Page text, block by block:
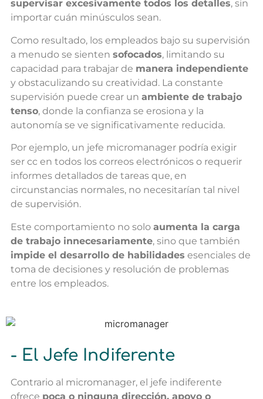
supervisar excesivamente todos los detalles, sin
importar cuán minúsculos sean.
Como resultado, los empleados bajo su supervisión
a menudo se sienten sofocados, limitando su
capacidad para trabajar de manera independiente
y obstaculizando su creatividad. La constante
supervisión puede crear un ambiente de trabajo
tenso, donde la confianza se erosiona y la
autonomía se ve significativamente reducida.
Por ejemplo, un jefe micromanager podría exigir
ser cc en todos los correos electrónicos o requerir
informes detallados de tareas que, en
circunstancias normales, no necesitarían tal nivel
de supervisión.
Este comportamiento no solo aumenta la carga
de trabajo innecesariamente, sino que también
impide el desarrollo de habilidades esenciales de
toma de decisiones y resolución de problemas
entre los empleados.
- El Jefe Indiferente
Contrario al micromanager, el jefe indiferente
ofrece poca o ninguna dirección, apoyo o